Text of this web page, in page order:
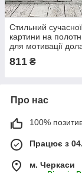
Стильний сучасної
картини на
для мотивації
Бітокін. Крипта.
811 ₴
Про нас
100%
Працює з
м. Черкаси